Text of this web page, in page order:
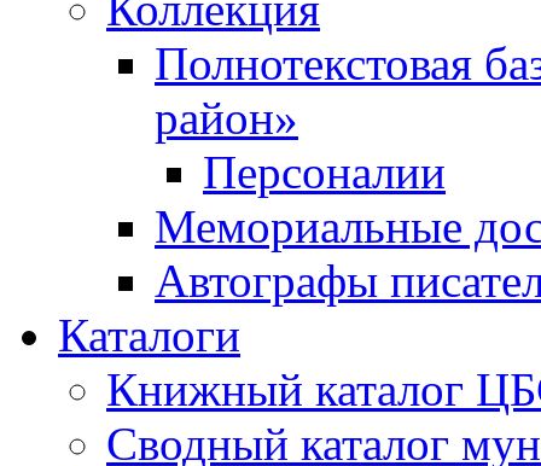
Полнотекстовая
район»
Персоналии
Мемориальные
Автографы
Каталоги
Книжный каталог
Сводный каталог